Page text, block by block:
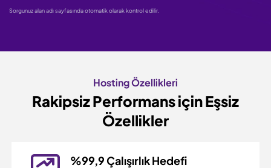
Sorgunuz alan adı sayfasında otomatik olarak kontrol edilir.
Hosting Özellikleri
Rakipsiz Performans içinEşsiz
Özellikler
%99,9 Çalışırlık Hedefi